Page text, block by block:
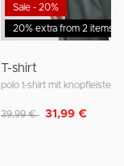
20% extra from 2 items
Sale - 20%
T-shirt
Reduziert von
39,99 € auf
31,99 €